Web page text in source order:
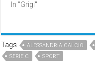
In "Grigi"
Tags ALESSANDRIA CALCIO
SERIE C
SPORT